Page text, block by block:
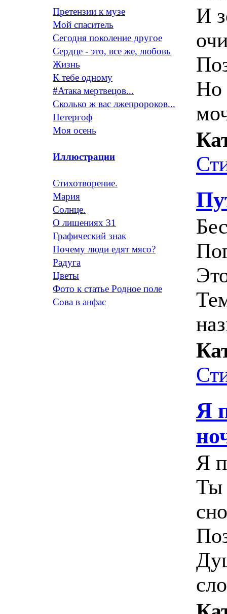
Претензии к музе
Мой спаситель
Сегодня поколение другое
Сердце - это, все же, любовь
Жизнь
К тебе одному
#Атака мертвецов...
Сколько ж вас лжепророков...
Петергоф
Моя осень
Иллюстрации
Стихотворение.
Мария
Солнце.
О лишениях 31
Графический знак
Почему люди едят мясо?
Радуга
Цветы
Фото к статье Родное поле
Сова в анфас
И
Но
Я
Я
Ты